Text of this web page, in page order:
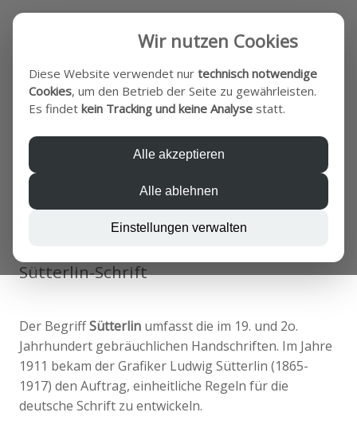
Wir nutzen Cookies
Diese Website verwendet nur technisch notwendige
Cookies, um den Betrieb der Seite zu gewährleisten.
Es findet kein Tracking und keine Analyse statt.
Alle akzeptieren
Alle ablehnen
Einstellungen verwalten
Ahnenforschung
Heidemann Böldicke Rönnefahrt
Sütterlin-Schrift
Der BegriffSütterlin umfasst die im 19. und 2o.
Jahrhundert gebräuchlichen Handschriften. Im Jahre
1911 bekam der Grafiker Ludwig Sütterlin (1865-
1917) den Auftrag, einheitliche Regeln für die
deutsche Schrift zu entwickeln.